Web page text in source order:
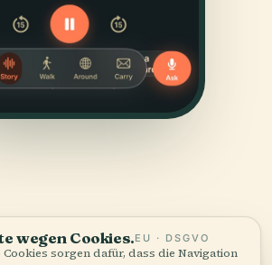
wegen Cookies.EU · DSGVO
sorgen dafür, dass die Navigation